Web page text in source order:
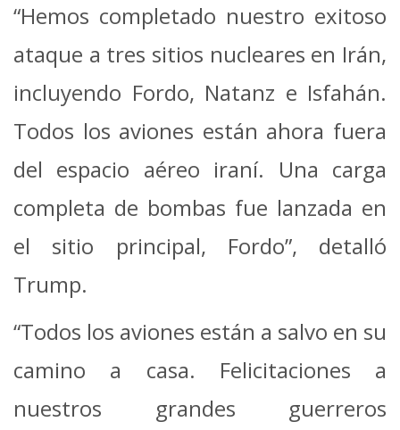
“Hemos completado nuestro exitoso
ataque a tres sitios nucleares en Irán,
incluyendo Fordo, Natanz e Isfahán.
Todos los aviones están ahora fuera
del espacio aéreo iraní. Una carga
completa de bombas fue lanzada en
el sitio principal, Fordo”, detalló
Trump.
“Todos los aviones están a salvo en su
camino a casa. Felicitaciones a
nuestros grandes guerreros